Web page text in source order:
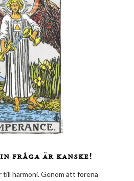
fråga är kanske!
till harmoni. Genom att förena